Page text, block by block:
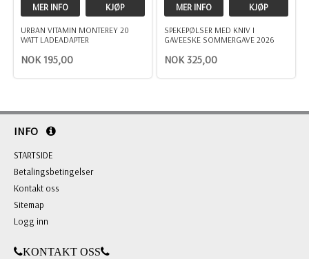
MER INFO KJØP
URBAN VITAMIN MONTEREY 20
WATT LADEADAPTER
NOK 195,00
MER INFO KJØP
SPEKEPØLSER MED KNIV I
GAVEESKE SOMMERGAVE 2026
NOK 325,00
INFO
STARTSIDE
Betalingsbetingelser
Kontakt oss
Sitemap
Logg inn
KONTAKT OSS